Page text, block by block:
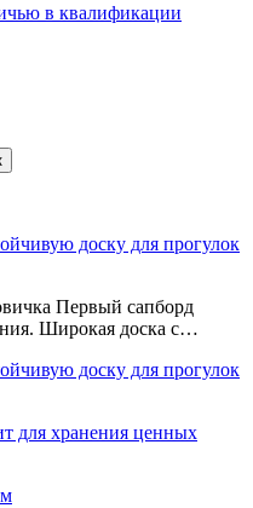
в квалификации
доску для прогулок
Первый сапборд
Широкая доска с…
доску для прогулок
для хранения ценных